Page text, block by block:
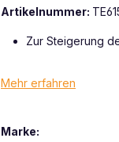
Artikelnummer:
Zur Steigerung
Mehr erfahren
Marke: